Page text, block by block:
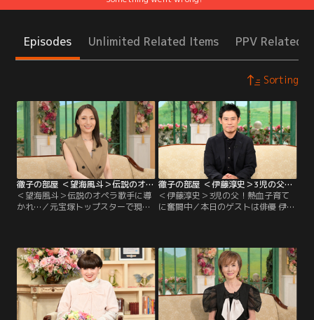
Episodes Unlimited Related Items PPV Related
Sorting
徹子の部屋 ＜望海風斗＞伝説のオペラ歌手に導かれ…（2026/07/23放送分）
＜望海風斗＞伝説のオペラ歌手に導
かれ…／元宝塚トップスターで現在
ベート」の演技が評価され読売演劇
大賞の大賞を受賞した。伝説的なオ
ペラ歌手マリア・カラスが引退後行
った公開レッスンを元にした舞台
「マスタークラス」。
徹子の部屋 ＜伊藤淳史＞3児の父！熱血子育てに奮闘中（2026/07/22放送分）
＜伊藤淳史＞3児の父！熱血子育て
に奮闘中／本日のゲストは俳優 伊藤
ダー」を演じてお茶の間の人気者
に。子役を始めるきっかけとなった
のは亡き祖母。共働きだった両親に
代わり撮影現場までよく送り迎えし
てくれたという。